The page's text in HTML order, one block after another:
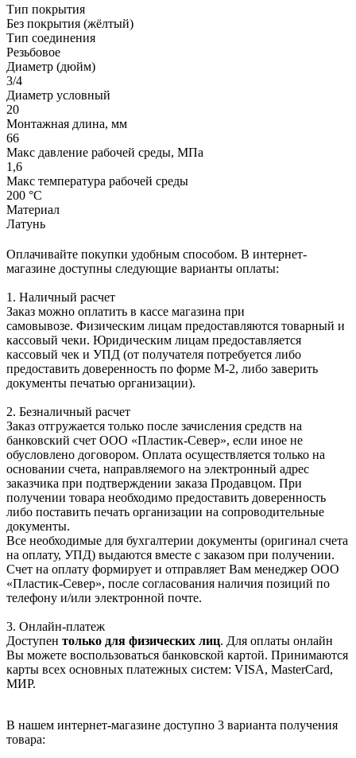
Тип покрытия
Без покрытия (жёлтый)
Тип соединения
Резьбовое
Диаметр (дюйм)
3/4
Диаметр условный
20
Монтажная длина, мм
66
Макс давление рабочей среды, МПа
1,6
Макс температура рабочей среды
200 °С
Материал
Латунь
Оплачивайте покупки удобным способом. В интернет-
магазине доступны следующие варианты оплаты:
1. Наличный расчет
Заказ можно оплатить в кассе магазина при
самовывозе. Физическим лицам предоставляются товарный и
кассовый чеки. Юридическим лицам предоставляется
кассовый чек и УПД (от получателя потребуется либо
предоставить доверенность по форме М-2, либо заверить
документы печатью организации).
2. Безналичный расчет
Заказ отгружается только после зачисления средств на
банковский счет ООО «Пластик-Север», если иное не
обусловлено договором. Оплата осуществляется только на
основании счета, направляемого на электронный адрес
заказчика при подтверждении заказа Продавцом. При
получении товара необходимо предоставить доверенность
либо поставить печать организации на сопроводительные
документы.
Все необходимые для бухгалтерии документы (оригинал счета
на оплату, УПД) выдаются вместе с заказом при получении.
Счет на оплату формирует и отправляет Вам менеджер ООО
«Пластик-Север», после согласования наличия позиций по
телефону и/или электронной почте.
3. Онлайн-платеж
Доступен только для физических лиц. Для оплаты онлайн
Вы можете воспользоваться банковской картой. Принимаются
карты всех основных платежных систем: VISA, MasterCard,
МИР.
В нашем интернет-магазине доступно 3 варианта получения
товара: